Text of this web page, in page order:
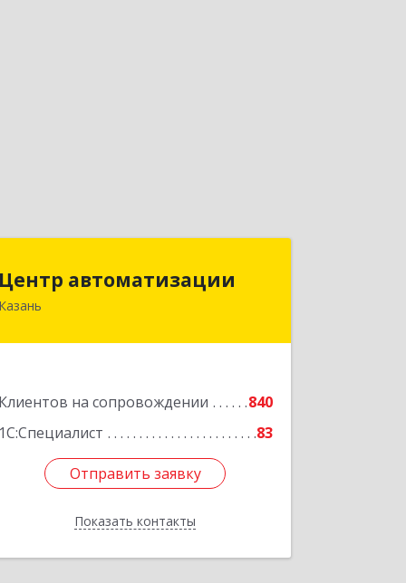
Центр автоматизации
Казань
Клиентов на сопровождении
840
1С:Специалист
83
Отправить заявку
Показать контакты
420133, Татарстан Респ, Казань г,
Отправить заявку
Назад